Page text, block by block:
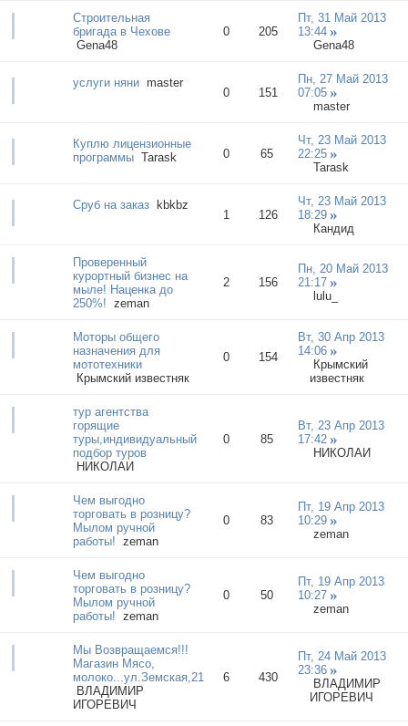
Строительная
бригада в Чехове
Gena48
0 205
Пт, 31 Май 2013
13:44
Gena48
услуги няни master
0 151
Пн, 27 Май 2013
07:05
master
Куплю лицензионные
программы Tarask 0 65
Чт, 23 Май 2013
22:25
Tarask
Сруб на заказ kbkbz
1 126
Чт, 23 Май 2013
18:29
Кандид
Проверенный
курортный бизнес на
мыле! Наценка до
250%! zeman
2 156
Пн, 20 Май 2013
21:17
lulu_
Моторы общего
назначения для
мототехники
Крымский известняк
0 154
Вт, 30 Апр 2013
14:06
Крымский
известняк
тур агентства
горящие
туры,индивидуальный
подбор туров
НИКОЛАИ
0 85
Вт, 23 Апр 2013
17:42
НИКОЛАИ
Чем выгодно
торговать в розницу?
Мылом ручной
работы! zeman
0 83
Пт, 19 Апр 2013
10:29
zeman
Чем выгодно
торговать в розницу?
Мылом ручной
работы! zeman
0 50
Пт, 19 Апр 2013
10:27
zeman
Мы Возвращаемся!!!
Магазин Мясо,
молоко...ул.Земская,21
ВЛАДИМИР
ИГОРЕВИЧ
6 430
Пт, 24 Май 2013
23:36
ВЛАДИМИР
ИГОРЕВИЧ